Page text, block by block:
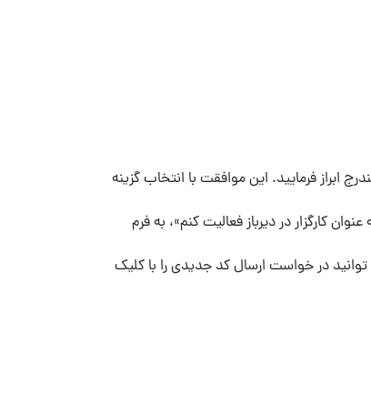
ابراز فرمایید. این موافقت با انتخاب گزینه
کارگزار در دیرباز فعالیت کنم»، به فرم
در خواست ارسال کد جدیدی را با کلیک